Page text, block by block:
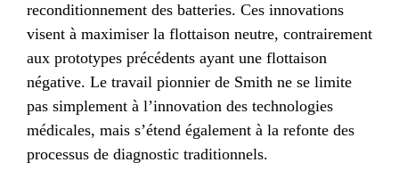
reconditionnement des batteries. Ces innovations
visent à maximiser la flottaison neutre, contrairement
aux prototypes précédents ayant une flottaison
négative. Le travail pionnier de Smith ne se limite
pas simplement à l’innovation des technologies
médicales, mais s’étend également à la refonte des
processus de diagnostic traditionnels.